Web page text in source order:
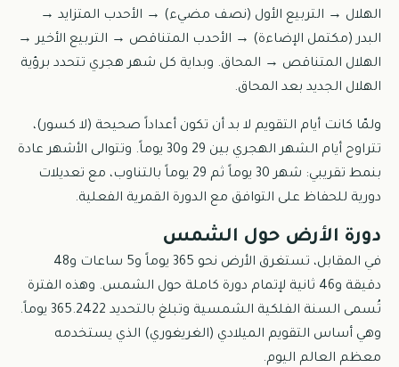
الهلال → التربيع الأول (نصف مضيء) → الأحدب المتزايد →
البدر (مكتمل الإضاءة) → الأحدب المتناقص → التربيع الأخير →
الهلال المتناقص → المحاق. وبداية كل شهر هجري تتحدد برؤية
الهلال الجديد بعد المحاق.
ولمّا كانت أيام التقويم لا بد أن تكون أعداداً صحيحة (لا كسور)،
تتراوح أيام الشهر الهجري بين 29 و30 يوماً. وتتوالى الأشهر عادة
بنمط تقريبي: شهر 30 يوماً ثم 29 يوماً بالتناوب، مع تعديلات
دورية للحفاظ على التوافق مع الدورة القمرية الفعلية.
دورة الأرض حول الشمس
في المقابل، تستغرق الأرض نحو 365 يوماً و5 ساعات و48
دقيقة و46 ثانية لإتمام دورة كاملة حول الشمس. وهذه الفترة
تُسمى السنة الفلكية الشمسية وتبلغ بالتحديد 365.2422 يوماً.
وهي أساس التقويم الميلادي (الغريغوري) الذي يستخدمه
معظم العالم اليوم.